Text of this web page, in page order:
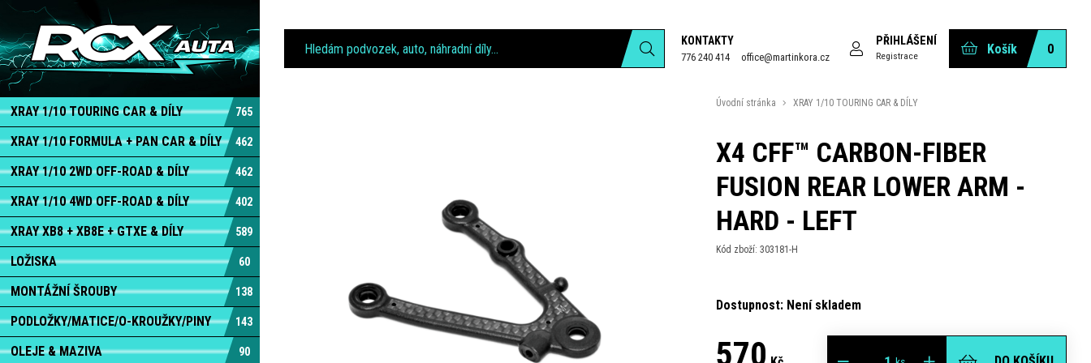
KONTAKTY
776 240 414 office@martinkora.cz
PŘIHLÁŠENÍ
Registrace Košík 0
Úvodní stránka XRAY 1/10 TOURING CAR & DÍLY
X4 CFF™ CARBON-FIBER
FUSION REAR LOWER ARM -
HARD - LEFT
Kód zboží: 303181-H
Dostupnost: Není skladem
570
XRAY 1/10 TOURING CAR & DÍLY 765
XRAY 1/10 FORMULA + PAN CAR & DÍLY 462
XRAY 1/10 2WD OFF-ROAD & DÍLY 462
XRAY 1/10 4WD OFF-ROAD & DÍLY 402
XRAY XB8 + XB8E + GTXE & DÍLY 589
LOŽISKA 60
MONTÁŽNÍ ŠROUBY 138
PODLOŽKY/MATICE/O-KROUŽKY/PINY 143
OLEJE & MAZIVA 90